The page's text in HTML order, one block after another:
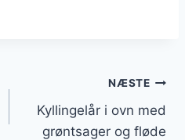
NÆSTE
Kyllingelår i ovn med
grøntsager og fløde